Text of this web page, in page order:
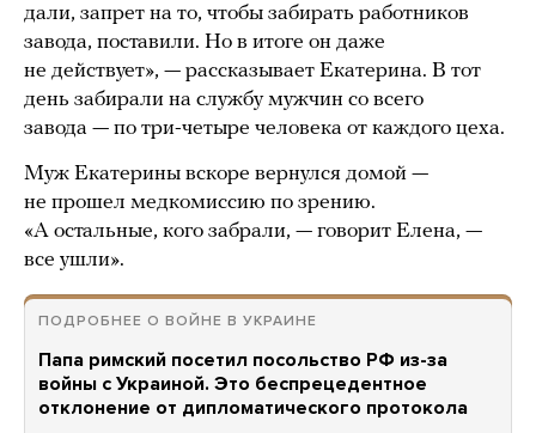
дали, запрет на то, чтобы забирать работников
завода, поставили. Но в итоге он даже
не действует», — рассказывает Екатерина. В тот
день забирали на службу мужчин со всего
завода — по три-четыре человека от каждого цеха.
Муж Екатерины вскоре вернулся домой —
не прошел медкомиссию по зрению.
«А остальные, кого забрали, — говорит Елена, —
все ушли».
ПОДРОБНЕЕ О ВОЙНЕ В УКРАИНЕ
Папа римский посетил посольство РФ из-за
войны с Украиной. Это беспрецедентное
отклонение от дипломатического протокола